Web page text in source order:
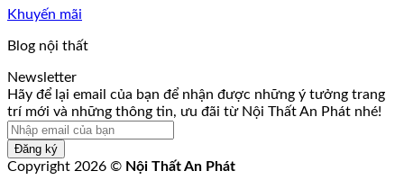
Khuyến mãi
Blog nội thất
Newsletter
để
của
bạn
Hãy để lại email của bạn để nhận được những ý tưởng trang
trí mới và những thông tin, ưu đãi từ Nội Thất An Phát nhé!
Đăng ký
Copyright 2026 © Nội Thất An Phát